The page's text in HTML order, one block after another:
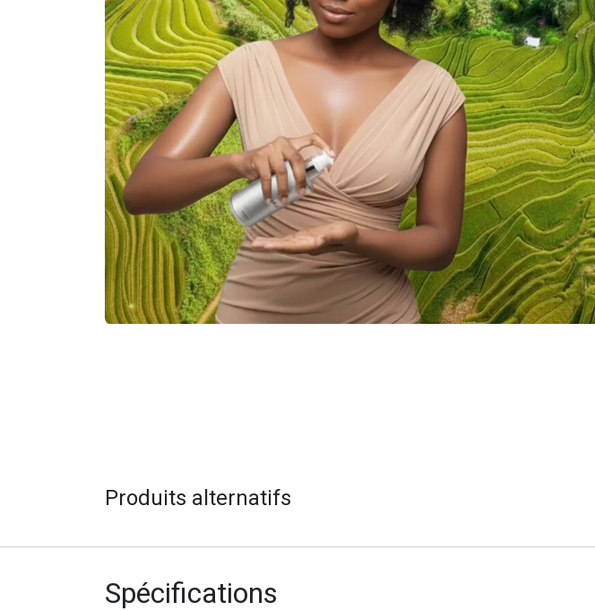
Produits alternatifs
Spécifications